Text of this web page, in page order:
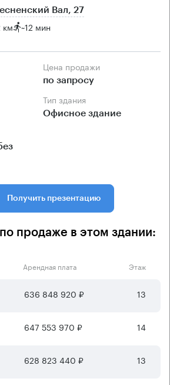
Вал, 27
км ~12 мин
Цена продажи
по запросу
Тип здания
Офисное здание
Получить презентацию
продаже в этом здании:
Арендная плата Этаж
636 848 920 ₽ 13
647 553 970 ₽ 14
628 823 440 ₽ 13